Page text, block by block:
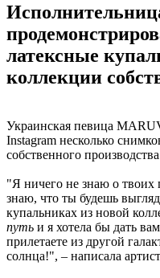
латексные
коллекции
Украинская певица
Instagram несколько
собственного
"Я ничего не знаю о твоих
знаю, что ты будешь
купальниках из новой
путь и я хотела бы дать
прилетаете из другой
солнца!", – написала